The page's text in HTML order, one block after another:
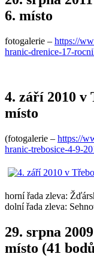
6. místo
fotogalerie – https://
hranic-drenice-17-
4. září 2010 v
místo
(fotogalerie – https://
hranic-trebosice-4-9-
horní řada zleva:
dolní řada zleva:
29. srpna
místo (41